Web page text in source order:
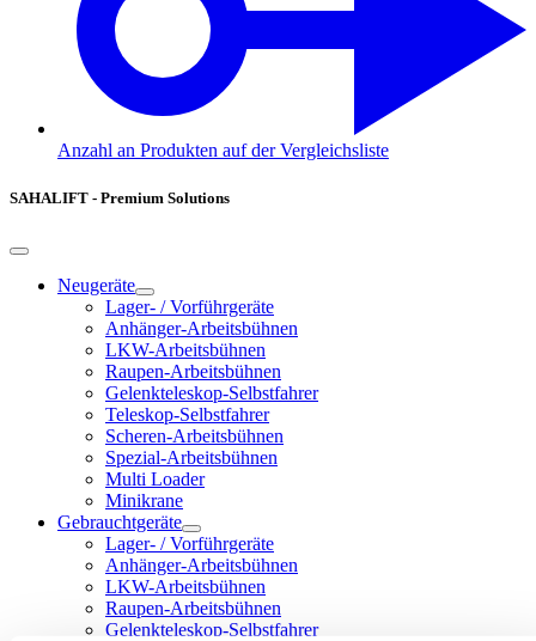
Anzahl an Produkten auf der Vergleichsliste
SAHALIFT - Premium Solutions
Neugeräte
Lager- / Vorführgeräte
Anhänger-Arbeitsbühnen
LKW-Arbeitsbühnen
Raupen-Arbeitsbühnen
Gelenkteleskop-Selbstfahrer
Teleskop-Selbstfahrer
Scheren-Arbeitsbühnen
Spezial-Arbeitsbühnen
Multi Loader
Minikrane
Gebrauchtgeräte
Lager- / Vorführgeräte
Anhänger-Arbeitsbühnen
LKW-Arbeitsbühnen
Raupen-Arbeitsbühnen
Gelenkteleskop-Selbstfahrer